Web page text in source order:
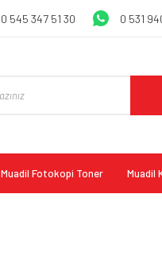
0 545 347 51 30 0 531
Muadil Fotokopi Toner Muadil